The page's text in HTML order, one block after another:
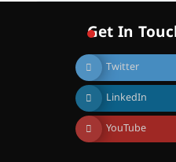
തൃശൂർ
August 7,
എം.ജി.
നിന്ന്
നേടിയ
Get In
Twitter
LinkedIn
YouTube